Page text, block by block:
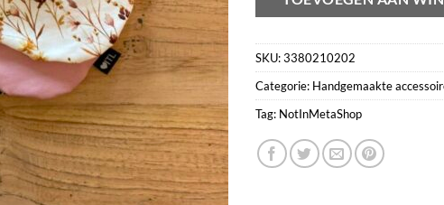
SKU:3380210202
Categorie: Handgemaakte
Tag: NotInMetaShop